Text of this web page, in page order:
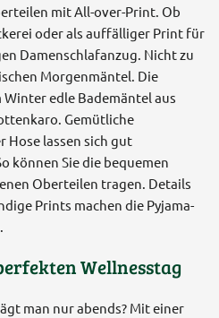
mit All-over-Print. Ob
oder als auffälliger Print für
Damenschlafanzug. Nicht zu
Morgenmäntel. Die
edle Bademäntel aus
Gemütliche
Hose lassen sich gut
können Sie die bequemen
Oberteilen tragen. Details
Prints machen die Pyjama-
Wellnesstag
man nur abends? Mit einer